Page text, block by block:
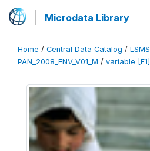
Microdata Library
Home / Central Data Catalog / LSMS
PAN_2008_ENV_V01_M / variable [F1]